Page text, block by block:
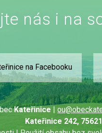
nás i na
na Facebooku
Kateřinice |
Kateřinice 242,